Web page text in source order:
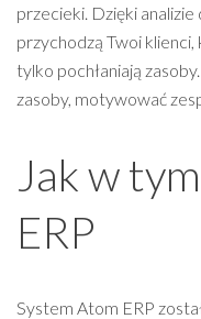
przecieki. Dzięki
przychodzą Twoi klienci,
tylko pochłaniają
zasoby, motywować
Jak w
ERP
System Atom ERP